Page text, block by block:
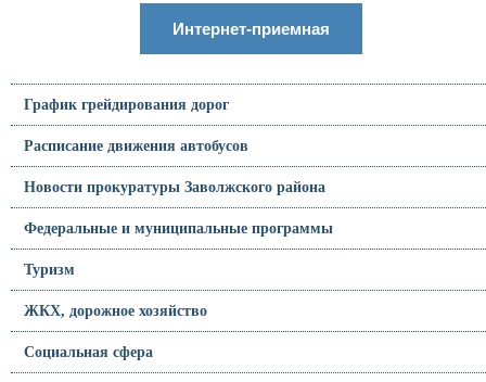
Интернет-приемная
График грейдирования дорог
Расписание движения автобусов
Новости прокуратуры Заволжского района
Федеральные и муниципальные программы
Туризм
ЖКХ, дорожное хозяйство
Социальная сфера